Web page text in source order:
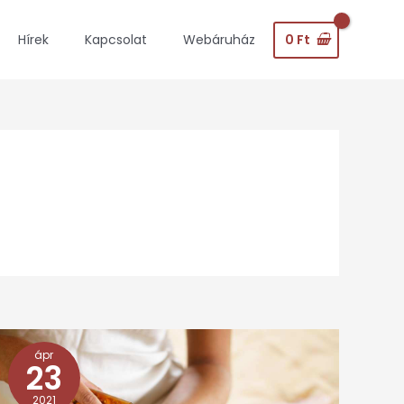
Hírek Kapcsolat Webáruház 0 Ft
ápr
23
2021
Tíz
fontos